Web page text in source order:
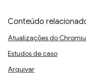
Conteúdo
Atualizações do
Estudos de caso
Arquivar